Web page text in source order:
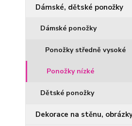
Dámské, dětské ponožky
Dámské ponožky
Ponožky středně vysoké
Ponožky nízké
Dětské ponožky
Dekorace na stěnu,